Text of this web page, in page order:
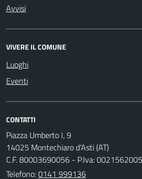
Avvisi
VIVERE IL COMUNE
Luoghi
Eventi
CONTATTI
Piazza Umberto I, 9
14025 Montechiaro d'Asti (AT)
C.F. 80003690056 - P.Iva:
Telefono:0141 999136